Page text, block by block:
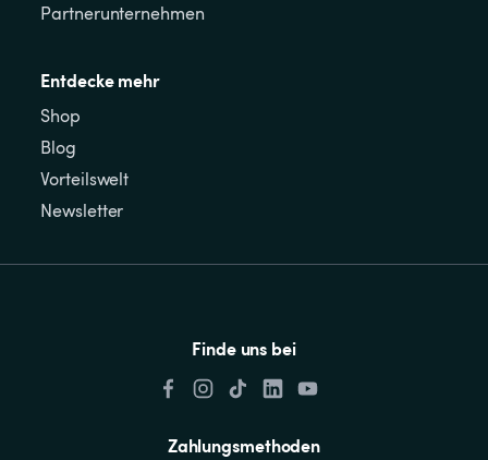
Partnerunternehmen
Entdecke mehr
Shop
Blog
Vorteilswelt
Newsletter
Finde uns bei
Zahlungsmethoden